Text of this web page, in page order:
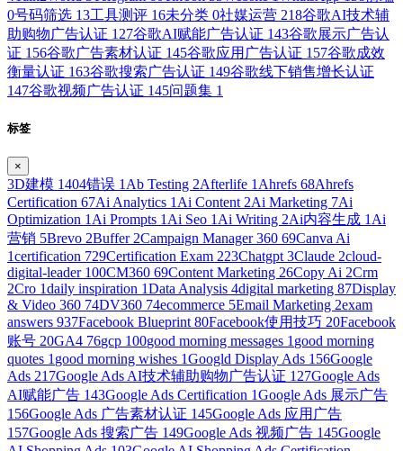
0号码筛选 13工具测评 16未分类 0社媒运营 218谷歌AI技术辅
助购物广告认证 127谷歌AI赋能广告认证 143谷歌展示广告认
证 156谷歌广告素材认证 145谷歌应用广告认证 157谷歌成效
衡量认证 163谷歌搜索广告认证 149谷歌线下销售增长认证
147谷歌视频广告认证 145问题集 1
标签
×
3D建模 1404错误 1 Ab Testing 2Afterlife 1 Ahrefs 68Ahrefs
Certification 67Ai Analytics 1 Ai Content 2Ai Marketing 7Ai
Optimization 1 Ai Prompts 1 Ai Seo 1 Ai Writing 2Ai内容生成 1 Ai
营销 5Brevo 2Buffer 2Campaign Manager 360 69Canva Ai
1certification 729Certification Exam 223Chatgpt 3Claude 2cloud-
digital-leader 100CM360 69Content Marketing 26Copy Ai 2Crm
2Cro 1daily inspiration 1Data Analysis 4digital marketing 87Display
& Video 360 74DV360 74ecommerce 5Email Marketing 2exam
answers 937Facebook Blueprint 80Facebook使用技巧 20Facebook
账号 20GA4 76gcp 100good morning messages 1 good morning
quotes 1 good morning wishes 1Googld Display Ads 156Google
Ads 217Google Ads AI技术辅助购物广告认证 127Google Ads
AI赋能广告 143Google Ads Certification 1Google Ads 展示广告
156Google Ads 广告素材认证 145Google Ads 应用广告
157Google Ads 搜索广告 149Google Ads 视频广告 145Google